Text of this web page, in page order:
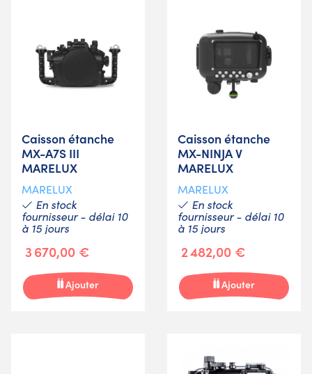
Caisson étanche
MX-A7S III
MARELUX
MARELUX
En stock
fournisseur - délai 10
à 15 jours
3 670,00 €
Ajouter
Caisson étanche
MX-NINJA V
MARELUX
MARELUX
En stock
fournisseur - délai 10
à 15 jours
2 482,00 €
Ajouter